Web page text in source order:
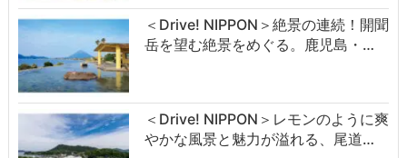
＜Drive! NIPPON＞絶景の連続！開聞
岳を望む絶景をめぐる。鹿児島・…
＜Drive! NIPPON＞レモンのように爽
やかな風景と魅力が溢れる、尾道…